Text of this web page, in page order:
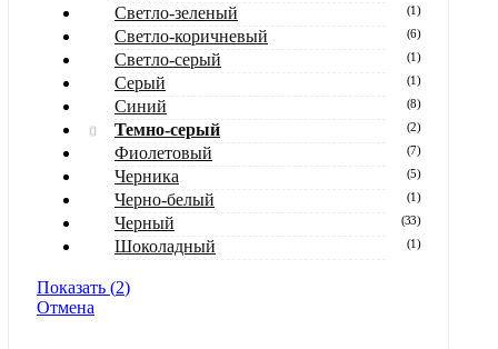
Светло-зеленый (1)
Светло-коричневый (6)
Светло-серый (1)
Серый (1)
Синий (8)
Темно-серый (2)
Фиолетовый (7)
Черника (5)
Черно-белый (1)
Черный (33)
Шоколадный (1)
Показать (2)
Отмена